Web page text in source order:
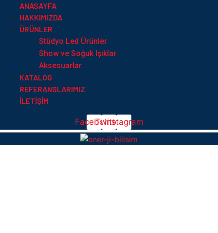
ANASAYFA
HAKKIMIZDA
ÜRÜNLER
Stüdyo Led Ürünler
Show ve Soğuk Işıklar
Aksesuarlar
KATALOG
REFERANSLARIMIZ
İLETIŞIM
Facebook
Twitter
Instagram